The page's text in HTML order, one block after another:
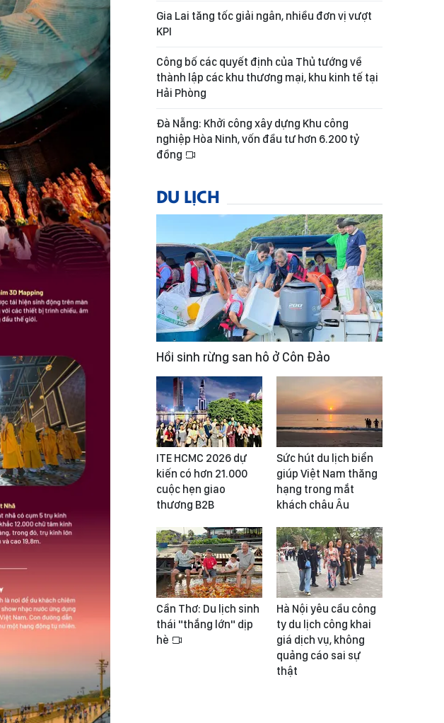
Gia Lai tăng tốc giải ngân, nhiều đơn vị vượt
KPI
Công bố các quyết định của Thủ tướng về
thành lập các khu thương mại, khu kinh tế tại
Hải Phòng
Đà Nẵng: Khởi công xây dựng Khu công
nghiệp Hòa Ninh, vốn đầu tư hơn 6.200 tỷ
đồng
DU LỊCH
Hồi sinh rừng san hô ở Côn Đảo
ITE HCMC 2026 dự
kiến có hơn 21.000
cuộc hẹn giao
thương B2B
Sức hút du lịch biển
giúp Việt Nam thăng
hạng trong mắt
khách châu Âu
Cần Thơ: Du lịch sinh
thái "thắng lớn" dịp
hè
Hà Nội yêu cầu công
ty du lịch công khai
giá dịch vụ, không
quảng cáo sai sự
thật